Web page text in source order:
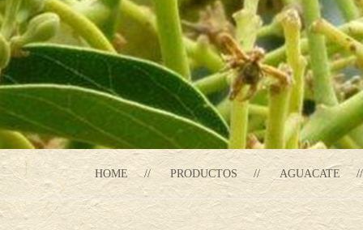
HOME PRODUCTOS AGUACATE